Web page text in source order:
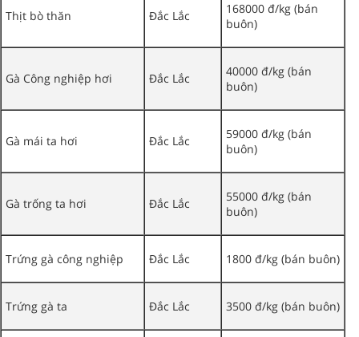
Thịt bò thăn Đắc Lắc
168000 đ/kg (bán
buôn)
Gà Công nghiệp hơi Đắc Lắc
40000 đ/kg (bán
buôn)
Gà mái ta hơi Đắc Lắc
59000 đ/kg (bán
buôn)
Gà trống ta hơi Đắc Lắc
55000 đ/kg (bán
buôn)
Trứng gà công nghiệp Đắc Lắc 1800 đ/kg (bán buôn)
Trứng gà ta Đắc Lắc 3500 đ/kg (bán buôn)